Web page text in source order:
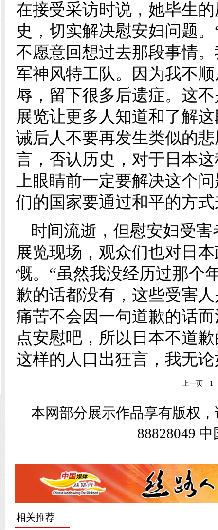
在接受采访时说，她毕生
史，切实解决慰安妇问题
不愿意回想过去那段事情
军神风特工队。因为我不
辱，留下很多后遗症。这
展览让更多人知道和了解
诫后人不要再发生类似的
言，否认历史，对于日本
上眼睛前一定要解决这个
们的国家要通过和平的方
时间流逝，但慰安妇受
展览现场，观众们也对日
慨。“虽然我没经历过那个
歉的话都没有，这些受害
痛苦不会因一句道歉的话
点安慰吧，所以日本不道
这样的人口出狂言，我无
上一页 1
本网部分展示作品享有版权
88828049
相关推荐